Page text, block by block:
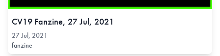
CV19 Fanzine, 27 Jul, 2021
27 Jul, 2021
fanzine